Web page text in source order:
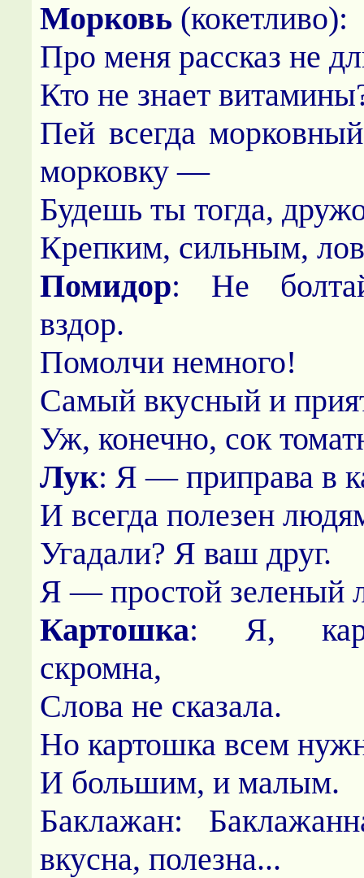
Морковь (кокетливо):
Про меня рассказ не
Кто не знает
Пей всегда
морковку —
Будешь ты тогда,
Крепким, сильным,
Помидор: Не
вздор.
Помолчи немного!
Самый вкусный и
Уж, конечно, сок
Лук: Я — приправа в
И всегда полезен
Угадали? Я ваш друг.
Я — простой зеленый
Картошка: Я,
скромна,
Слова не сказала.
Но картошка всем
И большим, и малым.
Баклажан:
вкусна, полезна...